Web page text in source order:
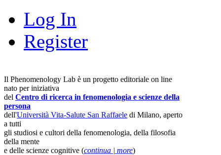
Log In
Register
Il Phenomenology Lab è un progetto editoriale on line
nato per iniziativa
del Centro di ricerca in fenomenologia e scienze della
persona
dell'Università Vita-Salute San Raffaele di Milano, aperto
a tutti
gli studiosi e cultori della fenomenologia, della filosofia
della mente
e delle scienze cognitive (continua | more)